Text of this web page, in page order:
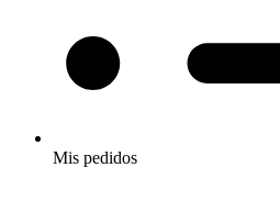
Mis pedidos